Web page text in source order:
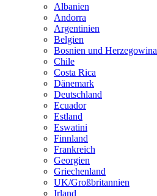
Albanien
Andorra
Argentinien
Belgien
Bosnien und Herzegowina
Chile
Costa Rica
Dänemark
Deutschland
Ecuador
Estland
Eswatini
Finnland
Frankreich
Georgien
Griechenland
UK/Großbritannien
Irland